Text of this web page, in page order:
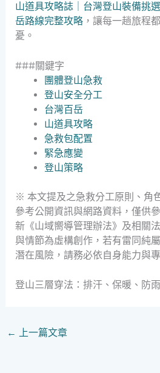
山道具攻略誌｜台灣登山裝備挑
岳路線完整攻略，讓每一趟旅程
憂。
###關鍵字
團體登山急救
登山安全分工
台灣百岳
山道具攻略
急救包配置
緊急應變
登山策略
※ 本文提及之急救分工原則、角
參考公開資訊與網路資料，僅供
新《山域嚮導管理辦法》及相關
與情節為虛構創作，若有雷同純
潛在風險，請務必依自身能力與
登山三層穿法：排汗、保暖、防雨
← 上一篇文章